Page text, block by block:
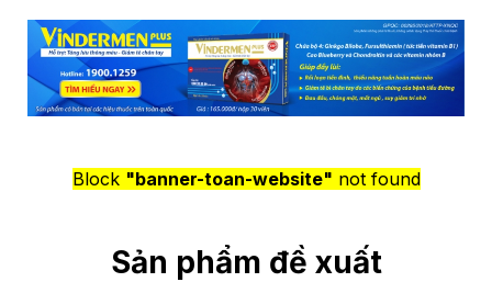
Block "banner-toan-website" not found
Sản phẩm đề xuất